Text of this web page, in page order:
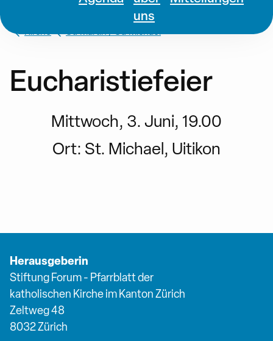
uns
Kirche St. Martin / St. Michael
Eucharistiefeier
Mittwoch, 3. Juni, 19.00
Ort: St. Michael, Uitikon
Herausgeberin
Stiftung Forum - Pfarrblatt der
katholischen Kirche im Kanton Zürich
Zeltweg 48
8032 Zürich